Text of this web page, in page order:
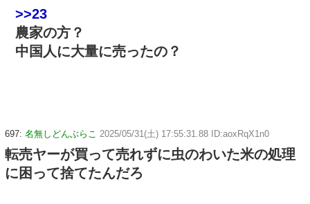
>>23
農家の方？
中国人に大量に売ったの？
697: 名無しどんぶらこ 2025/05/31(土) 17:55:31.88 ID:aoxRqX1n0
転売ヤーが買って売れずに虫のわいた米の処理
に困って捨てたんだろ